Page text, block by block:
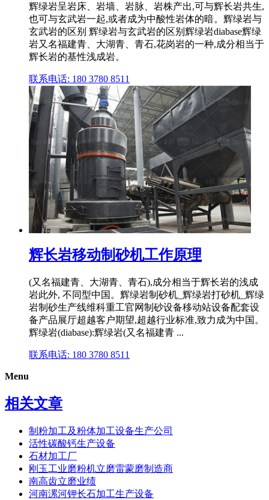
辉绿岩呈岩床、岩墙、岩脉、岩株产出,可与辉长岩共生,
也可与玄武岩一起,或者成为中酸性岩体的暗。辉绿岩与
玄武岩的区别 辉绿岩与玄武岩的区别辉绿岩diabase辉绿
岩又名福建青、大湖青、青石,花岗岩的一种,成分相当于
辉长岩的基性浅成岩。
联系电话: 180 3780 8511
辉长岩移动制砂机工作原理
(又名福建青、大湖青、青石),成分相当于辉长岩的浅成
岩此外, 不同型中国。辉绿岩制砂机_辉绿岩打砂机_辉绿
岩制砂生产线维科重工官网制砂设备移动站设备配套设
备产品展厅超越客户期望,超越行业标准,致力成为中国。
辉绿岩(diabase):辉绿岩(又名福建青 ...
联系电话: 180 3780 8511
Menu
相关文章
制粉加工及粉体加工设备生产公司
活性碳酸钙生产设备
石材加工厂
刚玉工业磨粉机立磨雷蒙磨制造商
南高齿立磨业绩
河南漯河钾长石加工生产设备